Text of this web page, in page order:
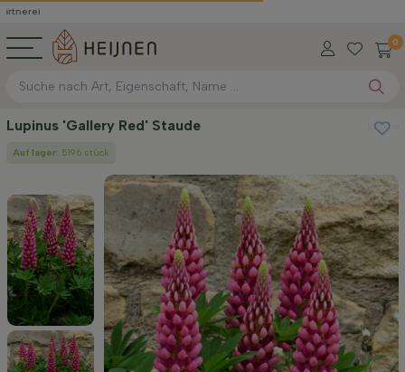
0
Lupinus 'Gallery Red' Staude Lupine
Auf lager: 5196 stück